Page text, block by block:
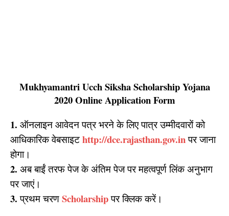
Mukhyamantri Ucch Siksha Scholarship Yojana
2020 Online Application Form
1. ऑनलाइन आवेदन पत्र भरने के लिए पात्र उम्मीदवारों को
आधिकारिक वेबसाइट http://dce.rajasthan.gov.inपर जाना
होगा।
2. अब बाईं तरफ पेज के अंतिम पेज पर महत्वपूर्ण लिंक अनुभाग
पर जाएं।
3. प्रथम चरण Scholarship पर क्लिक करें।